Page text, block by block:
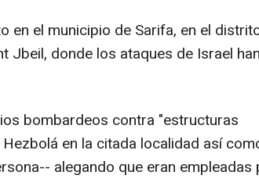
en el municipio de Sarifa, en el
Jbeil, donde los ataques de Israel han
bombardeos contra "estructuras
en la citada localidad así
alegando que eran empleadas